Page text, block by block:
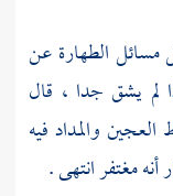
مسائل الطهارة عن
لم يشق جدا ، قال
والمداد فيه
أنه مغتفر انتهى .